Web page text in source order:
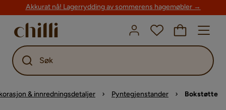
Akkurat nå! Lagerrydding av sommerens hagemøbler →
Søk
& innredningsdetaljer Pyntegjenstander Bokstøtte